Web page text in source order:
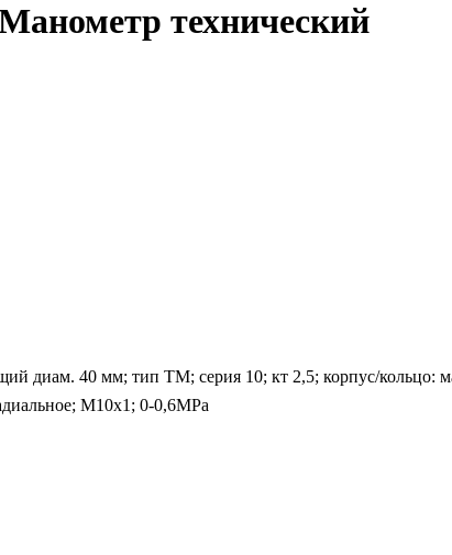
технический
40 мм; тип ТМ; серия 10; кт 2,5; корпус/кольцо:
М10х1; 0-0,6MPa